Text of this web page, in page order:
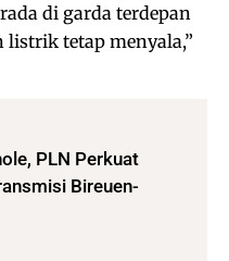
di garda terdepan
tetap menyala,”
PLN Perkuat
Bireuen-